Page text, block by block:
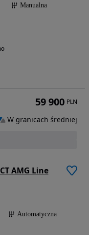
Manualna
AMG Line
Automatyczna
59 900 PLN
W granicach średniej